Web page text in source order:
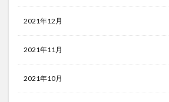
2021年12月
2021年11月
2021年10月